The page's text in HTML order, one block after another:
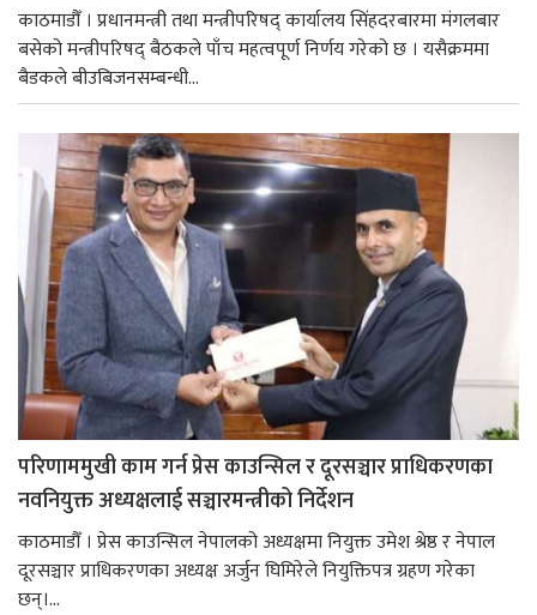
काठमाडौँ । प्रधानमन्त्री तथा मन्त्रीपरिषद् कार्यालय सिंहदरबारमा मंगलबार
बसेको मन्त्रीपरिषद् बैठकले पाँच महत्वपूर्ण निर्णय गरेको छ । यसैक्रममा
बैडकले बीउबिजनसम्बन्धी...
परिणाममुखी काम गर्न प्रेस काउन्सिल र दूरसञ्चार प्राधिकरणका
नवनियुक्त अध्यक्षलाई सञ्चारमन्त्रीको निर्देशन
काठमाडौँ । प्रेस काउन्सिल नेपालको अध्यक्षमा नियुक्त उमेश श्रेष्ठ र नेपाल
दूरसञ्चार प्राधिकरणका अध्यक्ष अर्जुन घिमिरेले नियुक्तिपत्र ग्रहण गरेका
छन्।...